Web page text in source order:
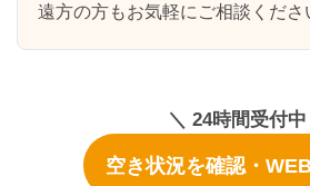
遠方の方もお気軽にご相談くださ
＼ 24時間受付中
空き状況を確認・